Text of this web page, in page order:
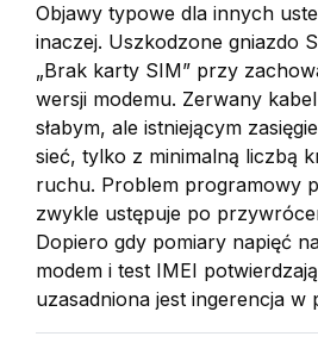
Objawy typowe dla innych
inaczej. Uszkodzone gniazdo
„Brak karty SIM” przy
wersji modemu. Zerwany
słabym, ale istniejącym
sieć, tylko z minimalną liczbą
ruchu. Problem programowy
zwykle ustępuje po
Dopiero gdy pomiary napięć
modem i test IMEI
uzasadniona jest ingerencja w